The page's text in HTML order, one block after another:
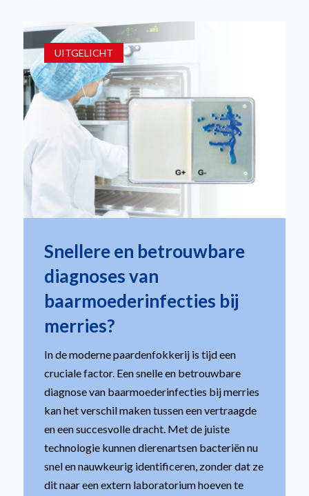
UITGELICHT
Snellere en betrouwbare
diagnoses van
baarmoederinfecties bij
merries?
In de moderne paardenfokkerij is tijd een
cruciale factor. Een snelle en betrouwbare
diagnose van baarmoederinfecties bij merries
kan het verschil maken tussen een vertraagde
en een succesvolle dracht. Met de juiste
technologie kunnen dierenartsen bacteriën nu
snel en nauwkeurig identificeren, zonder dat ze
dit naar een extern laboratorium hoeven te